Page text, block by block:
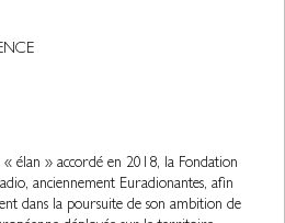
élan » accordé en 2018, la Fondation
anciennement Euradionantes, afin
dans la poursuite de son ambition de